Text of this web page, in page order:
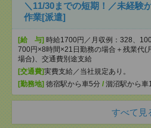
＼11/30までの短期！／未経験
作業[派遣]
[給 与] 時給1700円／月収例：328、100
700円×8時間×21日勤務の場合＋残業代(
場合)、交通費別途支給
[交通費]実費支給／当社規定あり。
[勤務地] 徳宿駅から車5分 / 涸沼駅から車
すべて見